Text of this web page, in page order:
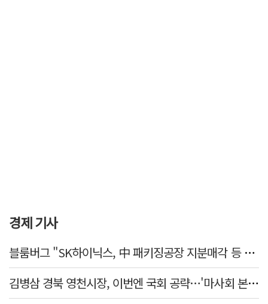
경제 기사
블룸버그 "SK하이닉스, 中 패키징공장 지분매각 등 검토"
김병삼 경북 영천시장, 이번엔 국회 공략…'마사회 본사 이전·광역교통망 확충' 요청